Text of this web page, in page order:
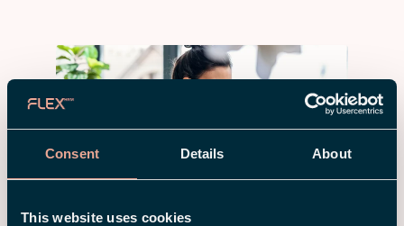
Consent Details About
This website uses cookies